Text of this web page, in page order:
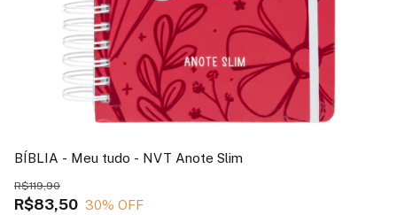
BÍBLIA - Meu tudo - NVT Anote Slim
R$83,50
R$119,90
30% OFF